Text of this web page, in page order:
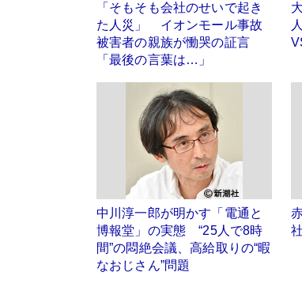
「そもそも会社のせいで起き
た人災」 イオンモール事故
被害者の親族が慟哭の証言
「最後の言葉は…」
中川淳一郎が明かす「電通と
博報堂」の実態 “25人で8時
間”の悶絶会議、高給取りの“暇
なおじさん”問題